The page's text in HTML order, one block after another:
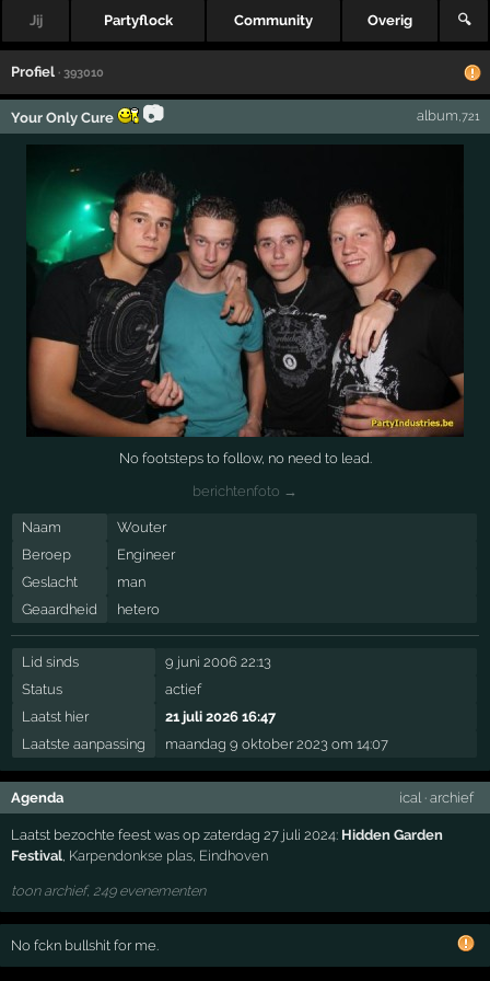
Jij Partyflock Community Overig 🔍
Profiel · 393010
Your Only Cure 📷 album ,721
No footsteps to follow, no need to lead.
berichtenfoto →
Naam
Wouter
Beroep
Engineer
Geslacht
man
Geaardheid
hetero
Lid sinds
9 juni 2006 22:13
Status
actief
Laatst hier
21 juli 2026 16:47
Laatste aanpassing
maandag 9 oktober 2023 om 14:07
Agenda ical· archief
Laatst bezochte feest was op zaterdag 27 juli 2024: Hidden Garden
Festival, Karpendonkse plas, Eindhoven
toon archief, 249 evenementen
No fckn bullshit for me.